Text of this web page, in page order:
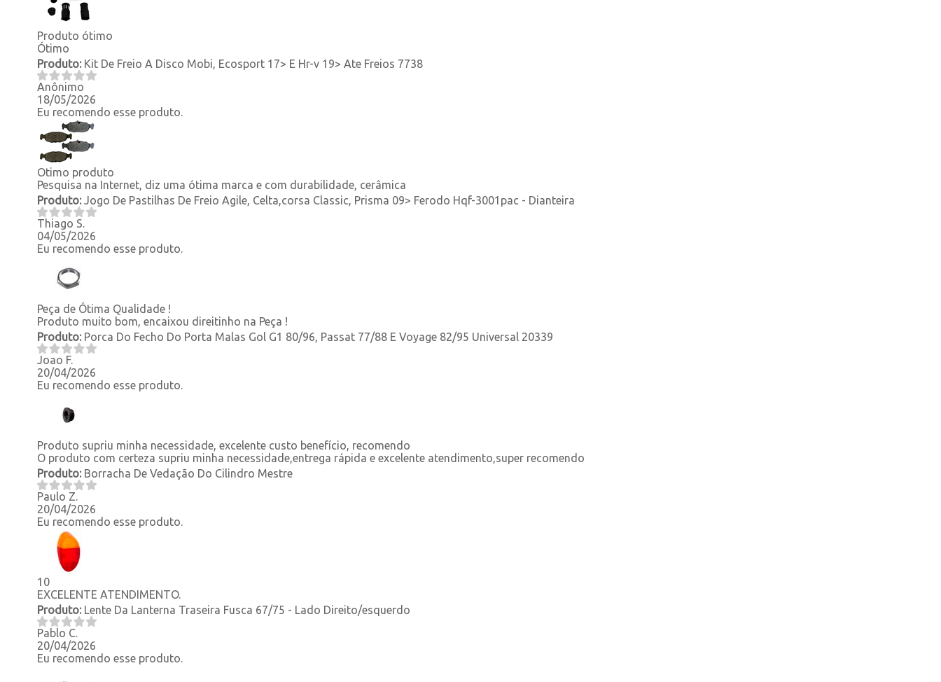
Produto ótimo
Ótimo
Produto:Kit De Freio A Disco Mobi, Ecosport 17> E Hr-v 19> Ate Freios 7738
Anônimo
18/05/2026
Eu recomendo esse produto.
Otimo produto
Pesquisa na Internet, diz uma ótima marca e com durabilidade, cerâmica
Produto:Jogo De Pastilhas De Freio Agile, Celta,corsa Classic, Prisma 09> Ferodo Hqf-3001pac - Dianteira
Thiago S.
04/05/2026
Eu recomendo esse produto.
Peça de Ótima Qualidade !
Produto muito bom, encaixou direitinho na Peça !
Produto:Porca Do Fecho Do Porta Malas Gol G1 80/96, Passat 77/88 E Voyage 82/95 Universal 20339
Joao F.
20/04/2026
Eu recomendo esse produto.
Produto supriu minha necessidade, excelente custo benefício, recomendo
O produto com certeza supriu minha necessidade,entrega rápida e excelente atendimento,super recomendo
Produto:Borracha De Vedação Do Cilindro Mestre
Paulo Z.
20/04/2026
Eu recomendo esse produto.
10
EXCELENTE ATENDIMENTO.
Produto:Lente Da Lanterna Traseira Fusca 67/75 - Lado Direito/esquerdo
Pablo C.
20/04/2026
Eu recomendo esse produto.